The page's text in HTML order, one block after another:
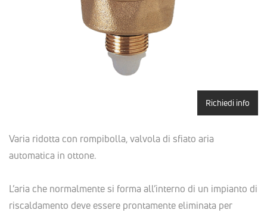
Richiedi info
Varia ridotta con rompibolla, valvola di sfiato aria
automatica in ottone.
L’aria che normalmente si forma all’interno di un impianto di
riscaldamento deve essere prontamente eliminata per